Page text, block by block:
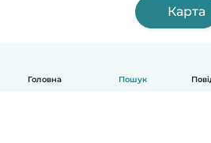
Головна Пошук
Карта